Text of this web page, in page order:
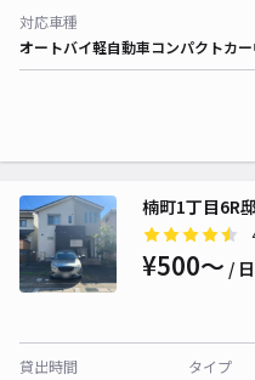
対応車種
オートバイ軽自動車コンパクトカー
楠町1丁目6R
¥500〜 / 日
貸出時間
タイプ